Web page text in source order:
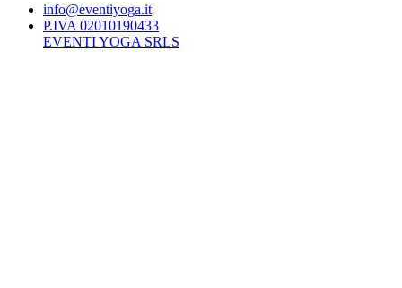
info@eventiyoga.it
P.IVA 02010190433
EVENTI YOGA SRLS